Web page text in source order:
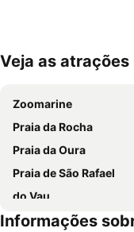
Ampliar mapa
Veja as
Zoomarine
Praia da Rocha
Praia da Oura
Praia de São Rafael
do Vau
Praia da Galé
Informações